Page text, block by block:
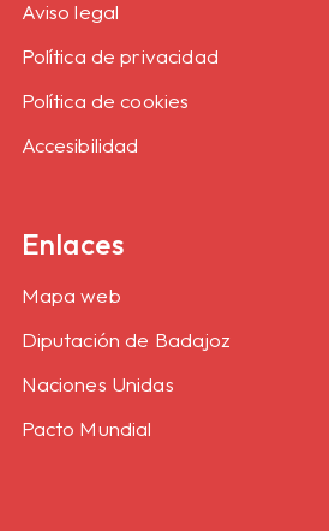
Aviso legal
Política de privacidad
Política de cookies
Accesibilidad
Enlaces
Mapa web
Diputación de Badajoz
Naciones Unidas
Pacto Mundial